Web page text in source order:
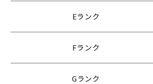
Eランク
Fランク
Gランク